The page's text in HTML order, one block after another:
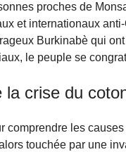
proches de
et internationaux
Burkinabè qui
le peuple se
la crise du
comprendre les
touchée par une